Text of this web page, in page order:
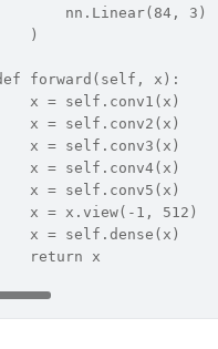
nn.Linear(84, 3)
)
forward(self, x):
x = self.conv1(x)
x = self.conv2(x)
x = self.conv3(x)
x = self.conv4(x)
x = self.conv5(x)
x = x.view(-1, 512)
x = self.dense(x)
return x